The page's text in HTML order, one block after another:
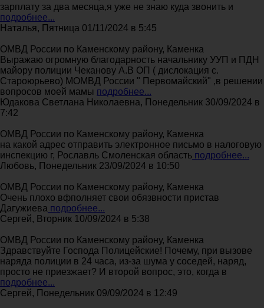
зарплату за два месяца,я уже не знаю куда звонить и
подробнее...
Наталья, Пятница 01/11/2024 в 5:45
ОМВД России по Каменскому району, Каменка
Выражаю огромную благодарность начальнику УУП и ПДН
майору полиции Чеканову А.В ОП ( дислокация с.
Староюрьево) МОМВД России " Первомайский" ,в решении
вопросов моей мамы подробнее...
Юдакова Светлана Николаевна, Понедельник 30/09/2024 в
7:42
ОМВД России по Каменскому району, Каменка
на какой адрес отправить электронное письмо в налоговую
инспекцию г, Рославль Смоленская область подробнее...
Любовь, Понедельник 23/09/2024 в 10:50
ОМВД России по Каменскому району, Каменка
Очень плохо вфполняет свои обязвности пристав
Дагужиева подробнее...
Сергей, Вторник 10/09/2024 в 5:38
ОМВД России по Каменскому району, Каменка
Здравствуйте Господа Полицейские! Почему, при вызове
наряда полиции в 24 часа, из-за шума у соседей, наряд,
просто не приезжает? И второй вопрос, это, когда в
подробнее...
Сергей, Понедельник 09/09/2024 в 12:49